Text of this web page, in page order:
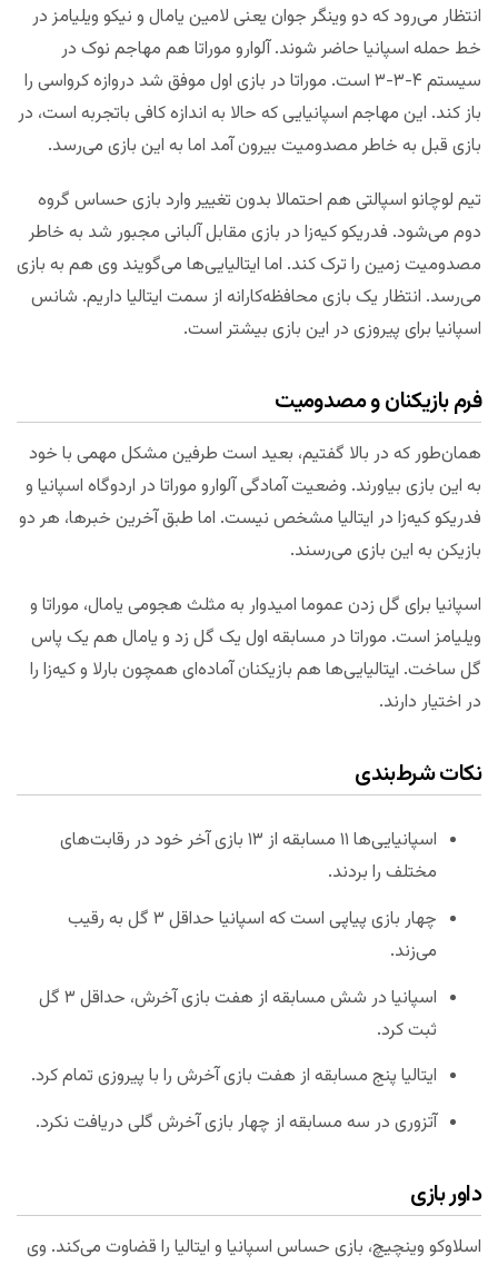
انتظار می‌رود که دو وینگر جوان یعنی لامین یامال و نیکو ویلیامز در
خط حمله اسپانیا حاضر شوند. آلوارو موراتا هم مهاجم نوک در
سیستم ۴-۳-۳ است. موراتا در بازی اول موفق شد دروازه کرواسی را
باز کند. این مهاجم اسپانیایی که حالا به اندازه کافی باتجربه است، در
بازی قبل به خاطر مصدومیت بیرون آمد اما به این بازی می‌رسد.
تیم لوچانو اسپالتی هم احتمالا بدون تغییر وارد بازی حساس گروه
دوم می‌شود. فدریکو کیه‌زا در بازی مقابل آلبانی مجبور شد به خاطر
مصدومیت زمین را ترک کند. اما ایتالیایی‌ها می‌گویند وی هم به بازی
می‌رسد. انتظار یک بازی محافظه‌کارانه از سمت ایتالیا داریم. شانس
اسپانیا برای پیروزی در این بازی بیشتر است.
فرم بازیکنان و مصدومیت
همان‌طور که در بالا گفتیم، بعید است طرفین مشکل مهمی با خود
به این بازی بیاورند. وضعیت آمادگی آلوارو موراتا در اردوگاه اسپانیا و
فدریکو کیه‌زا در ایتالیا مشخص نیست. اما طبق آخرین خبرها، هر دو
بازیکن به این بازی می‌رسند.
اسپانیا برای گل زدن عموما امیدوار به مثلث هجومی یامال، موراتا و
ویلیامز است. موراتا در مسابقه اول یک گل زد و یامال هم یک پاس
گل ساخت. ایتالیایی‌ها هم بازیکنان آماده‌ای همچون بارلا و کیه‌زا را
در اختیار دارند.
نکات شرط‌بندی
اسپانیایی‌ها ۱۱ مسابقه از ۱۳ بازی آخر خود در رقابت‌های
مختلف را بردند.
چهار بازی پیاپی است که اسپانیا حداقل ۳ گل به رقیب
می‌زند.
اسپانیا در شش مسابقه از هفت بازی آخرش، حداقل ۳ گل
ثبت کرد.
ایتالیا پنج مسابقه از هفت بازی آخرش را با پیروزی تمام کرد.
آتزوری در سه مسابقه از چهار بازی آخرش گلی دریافت نکرد.
داور بازی
اسلاوکو وینچیچ، بازی حساس اسپانیا و ایتالیا را قضاوت می‌کند. وی